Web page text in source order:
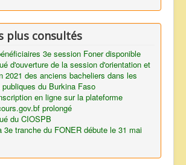
plus consultés
3e session Foner disponible
d'ouverture de la session d'orientation et
2021 des anciens bacheliers dans les
du Burkina Faso
en ligne sur la plateforme
prolongé
du CIOSPB
3e tranche du FONER débute le 31 mai